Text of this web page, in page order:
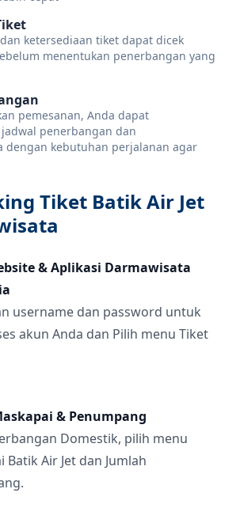
ketersediaan tiket dapat dicek
menentukan penerbangan yang
pemesanan, Anda dapat
penerbangan dan
dengan kebutuhan perjalanan agar
Tiket Batik Air Jet
& Aplikasi Darmawisata
username dan password untuk
akun Anda dan Pilih menu Tiket
& Penumpang
Domestik, pilih menu
Batik Air Jet dan Jumlah